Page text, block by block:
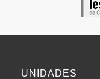
UNIDADES